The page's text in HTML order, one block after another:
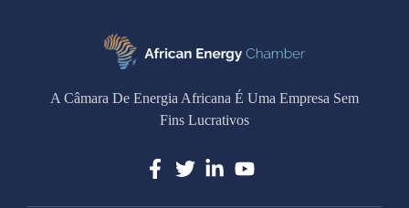
A Câmara De Energia Africana É Uma Empresa Sem
Fins Lucrativos